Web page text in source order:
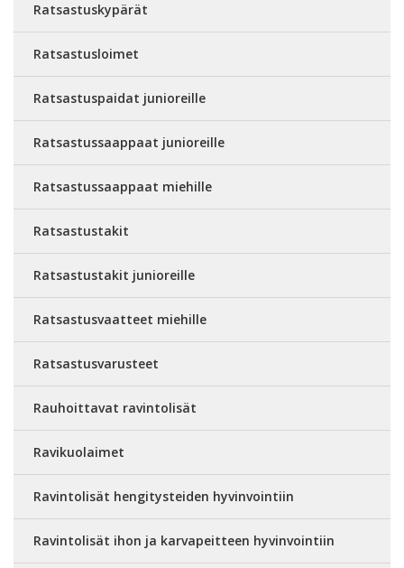
Ratsastuskypärät
Ratsastusloimet
Ratsastuspaidat junioreille
Ratsastussaappaat junioreille
Ratsastussaappaat miehille
Ratsastustakit
Ratsastustakit junioreille
Ratsastusvaatteet miehille
Ratsastusvarusteet
Rauhoittavat ravintolisät
Ravikuolaimet
Ravintolisät hengitysteiden hyvinvointiin
Ravintolisät ihon ja karvapeitteen hyvinvointiin